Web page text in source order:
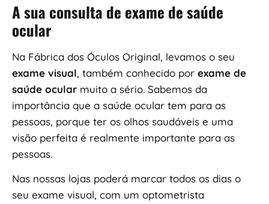
A sua consulta de exame de saúde
ocular
Na Fábrica dos Óculos Original, levamos o seu
exame visual, também conhecido por exame de
saúde ocular muito a sério. Sabemos da
importância que a saúde ocular tem para as
pessoas, porque ter os olhos saudáveis e uma
visão perfeita é realmente importante para as
pessoas.
Nas nossas lojas poderá marcar todos os dias o
seu exame visual, com um optometrista